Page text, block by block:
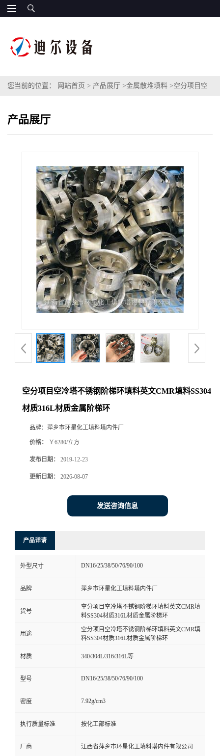
您当前的位置： 网站首页 > 产品展厅 >金属散堆填料 >空分项目空
环
产品展厅
空分项目空冷塔不锈钢阶梯环填料英文CMR填料SS304
材质316L材质金属阶梯环
品牌： 萍乡市环星化工填料塔内件厂
价格： ￥6280/立方
发布日期： 2019-12-23
更新日期： 2026-08-07
发送咨询信息
产品详请
外型尺寸 DN16/25/38/50/76/90/100
品牌 萍乡市环星化工填料塔内件厂
货号
空分项目空冷塔不锈钢阶梯环填料英文CMR填
料SS304材质316L材质金属阶梯环
用途
空分项目空冷塔不锈钢阶梯环填料英文CMR填
料SS304材质316L材质金属阶梯环
材质 340/304L/316/316L等
型号 DN16/25/38/50/76/90/100
密度 7.92g/cm3
执行质量标准 按化工部标准
厂商 江西省萍乡市环星化工填料塔内件有限公司